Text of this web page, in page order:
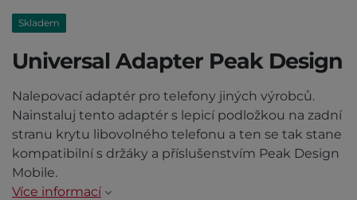
Skladem
Universal Adapter Peak Design
Nalepovací adaptér pro telefony jiných výrobců.
Nainstaluj tento adaptér s lepicí podložkou na zadní
stranu krytu libovolného telefonu a ten se tak stane
kompatibilní s držáky a příslušenstvím Peak Design
Mobile.
Více informací